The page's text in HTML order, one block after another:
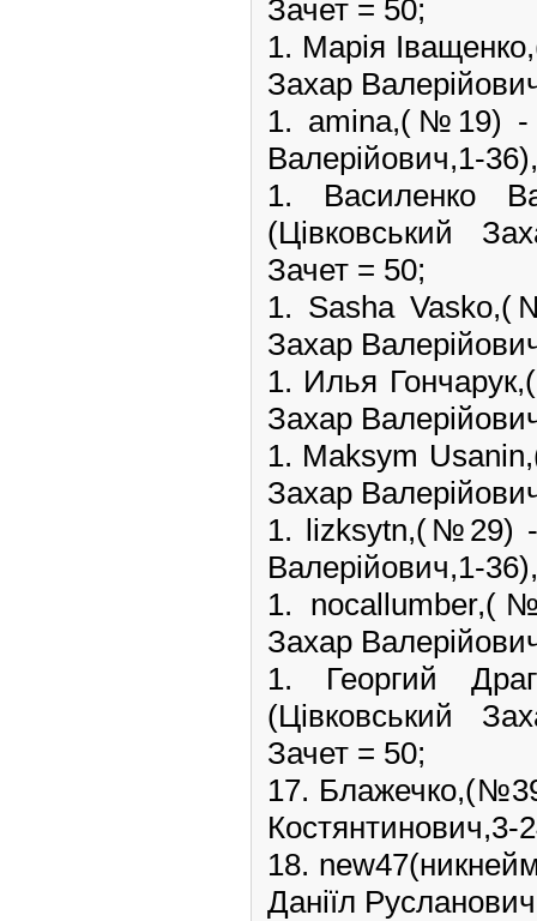
Зачет = 50;
1. Марія
Захар
1. amina,(№19)
Валерійович,1-
1.
(Цівковський
Зачет = 50;
1. Sasha
Захар
1. Илья
Захар
1. Maksym
Захар
1. lizksytn,(№29)
Валерійович,1-
1.
Захар
1. Георгий
(Цівковський
Зачет = 50;
17.
Костянтинович,3-
18.
Даніїл